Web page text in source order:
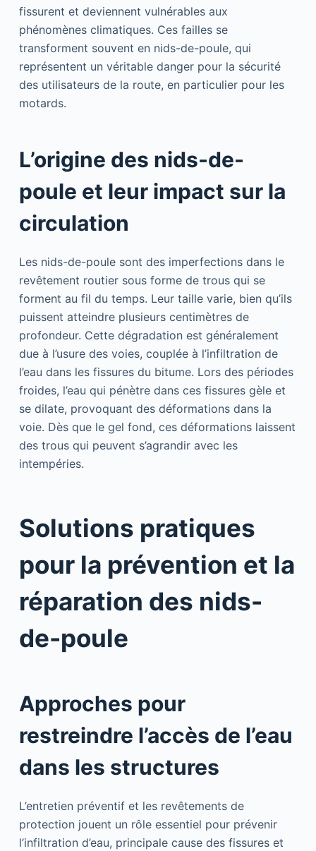
fissurent et deviennent vulnérables aux
phénomènes climatiques. Ces failles se
transforment souvent en nids-de-poule, qui
représentent un véritable danger pour la sécurité
des utilisateurs de la route, en particulier pour les
motards.
L’origine des nids-de-
poule et leur impact sur la
circulation
Les nids-de-poule sont des imperfections dans le
revêtement routier sous forme de trous qui se
forment au fil du temps. Leur taille varie, bien qu’ils
puissent atteindre plusieurs centimètres de
profondeur. Cette dégradation est généralement
due à l’usure des voies, couplée à l’infiltration de
l’eau dans les fissures du bitume. Lors des périodes
froides, l’eau qui pénètre dans ces fissures gèle et
se dilate, provoquant des déformations dans la
voie. Dès que le gel fond, ces déformations laissent
des trous qui peuvent s’agrandir avec les
intempéries.
Solutions pratiques
pour la prévention et la
réparation des nids-
de-poule
Approches pour
restreindre l’accès de l’eau
dans les structures
L’entretien préventif et les revêtements de
protection jouent un rôle essentiel pour prévenir
l’infiltration d’eau, principale cause des fissures et